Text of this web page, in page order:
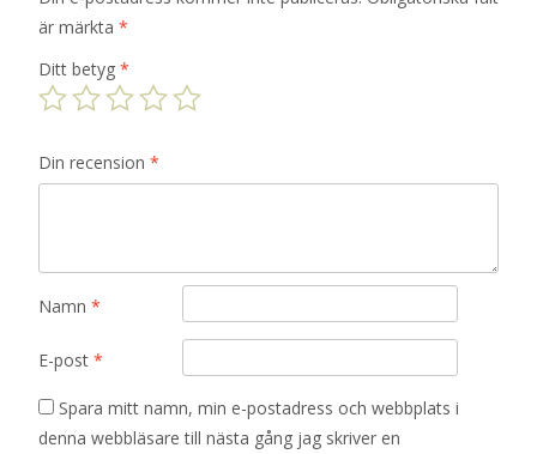
är märkta *
Ditt betyg *
Din recension *
Namn *
E-post *
Spara mitt namn, min e-postadress och webbplats i
denna webbläsare till nästa gång jag skriver en